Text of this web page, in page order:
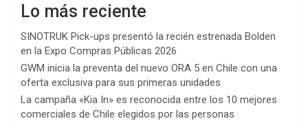
Lo más reciente
SINOTRUK Pick-ups presentó la recién estrenada Bolden
en la Expo Compras Públicas 2026
GWM inicia la preventa del nuevo ORA 5 en Chile con una
oferta exclusiva para sus primeras unidades
La campaña «Kia In» es reconocida entre los 10 mejores
comerciales de Chile elegidos por las personas